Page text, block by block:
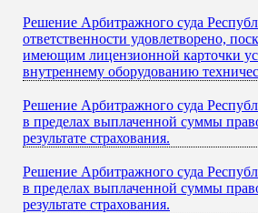
Решение Арбитражного суда
ответственности удовлетворено,
имеющим лицензионной карточки
внутреннему оборудованию
Решение Арбитражного суда
в пределах выплаченной суммы
результате страхования.
Решение Арбитражного суда
в пределах выплаченной суммы
результате страхования.